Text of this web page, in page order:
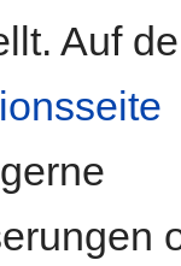
Auf